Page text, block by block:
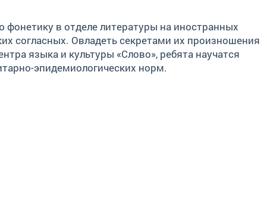
фонетику в отделе литературы на иностранных
согласных. Овладеть секретами их произношения
языка и культуры «Слово», ребята научатся
эпидемиологических норм.